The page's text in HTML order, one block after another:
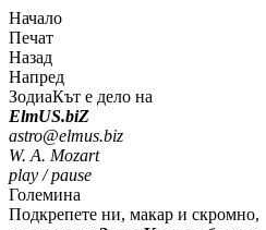
Начало
Печат
Назад
Напред
ЗодиаКът е дело на
ElmUS.biZ
astro@elmus.biz
W. A. Mozart
play / pause
Големина
Подкрепете ни, макар и скромно,